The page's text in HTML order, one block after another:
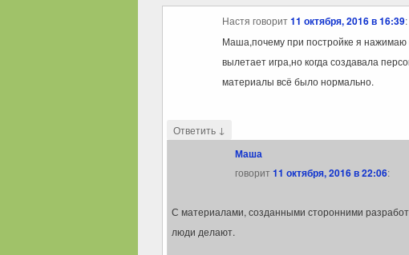
Настя говорит11 октября, 2016 в 16:39:
Маша,почему при постройке я нажимаю
вылетает игра,но когда создавала
материалы всё было нормально.
Ответить ↓
Маша
говорит11 октября, 2016 в 22:06:
С материалами, созданными сторонними
люди делают.